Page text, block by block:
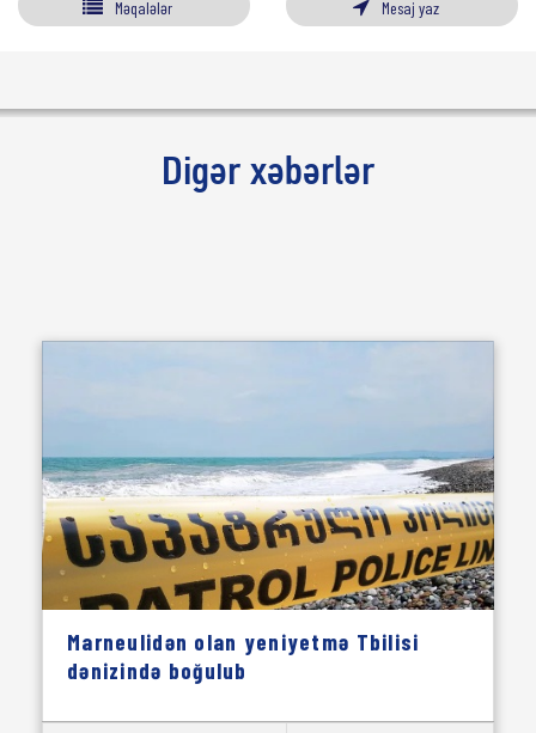
Məqalələr Mesaj yaz
Digər xəbərlər
Marneulidən olan yeniyetmə Tbilisi
dənizində boğulub